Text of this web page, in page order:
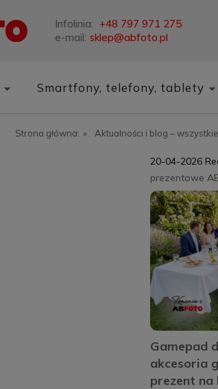
Infolinia: +48 797 971 275
e-mail: sklep@abfoto.pl
Smartfony, telefony, tablety
Strona główna: » Aktualności i blog –
Gamepad
akcesoria
prezent na
20-04-2026
prezentowe